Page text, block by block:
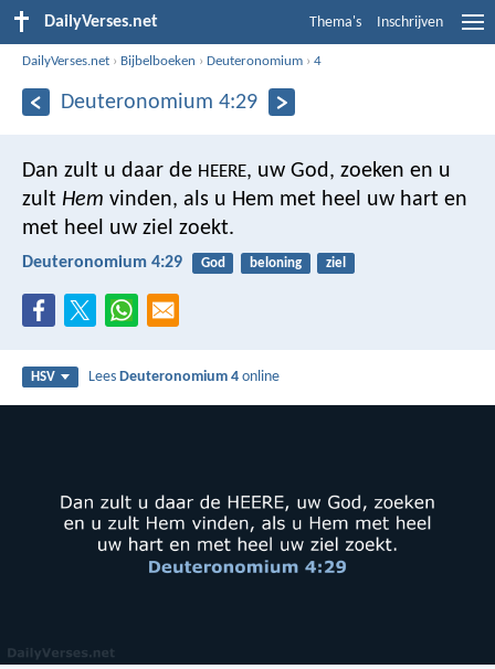
DailyVerses.net Thema's Inschrijven
DailyVerses.net › Bijbelboeken ›Deuteronomium ›4
Deuteronomium 4:29
Dan zult u daar de HEERE, uw God, zoeken en u
zult Hem vinden, als u Hem met heel uw hart en
met heel uw ziel zoekt.
Deuteronomium 4:29 God beloning ziel
HSV LeesDeuteronomium 4 online